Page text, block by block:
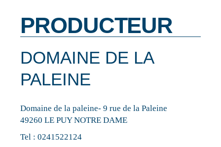
PRODUCTEUR
DOMAINE DE LA
PALEINE
Domaine de la paleine- 9 rue de la Paleine
49260 LE PUY NOTRE DAME
Tel :0241522124